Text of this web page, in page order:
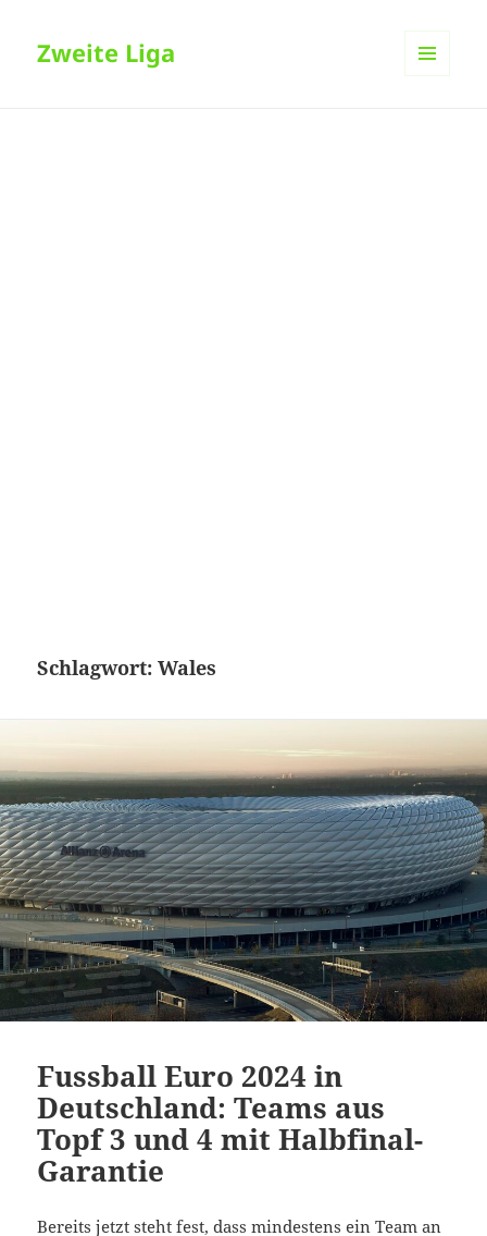
Zweite Liga
Schlagwort:Wales
Fussball Euro 2024 in
Deutschland: Teams aus
Topf 3 und 4 mit Halbfinal-
Garantie
Bereits jetzt steht fest, dass mindestens ein Team an